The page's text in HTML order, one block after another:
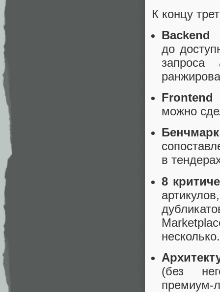
К концу
Backend
до
запроса
Frontend
можно
в
8
несколько.
(без